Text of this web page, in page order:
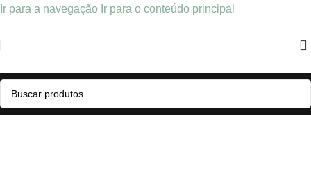
Ir para a navegação Ir para o conteúdo principal